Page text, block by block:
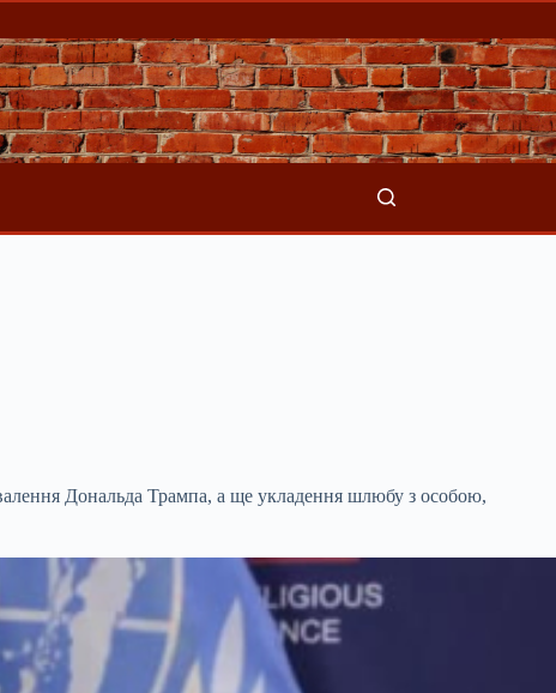
Дональда Трампа, а ще укладення шлюбу з особою,